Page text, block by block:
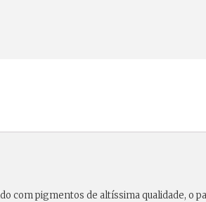
com pigmentos de altíssima qualidade, o